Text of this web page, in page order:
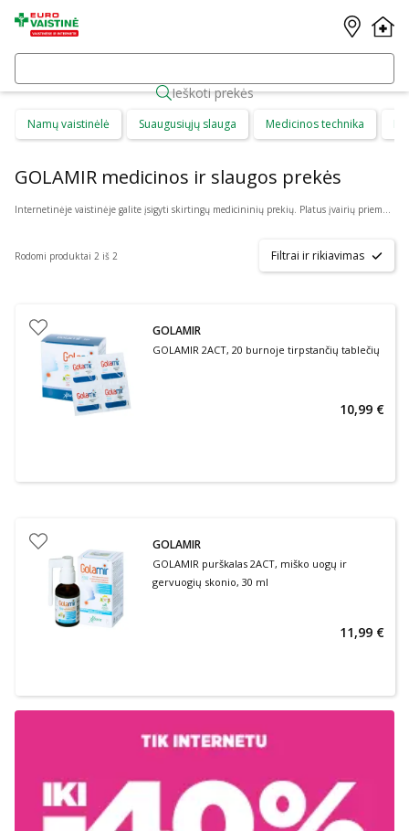
Ieškoti prekės
Namų vaistinėlė Suaugusiųjų slauga Medicinos technika
GOLAMIR medicinos ir slaugos prekės
Internetinėje vaistinėje galite įsigyti skirtingų medicininių prekių. Platus įvairių priemonių ir technikos pasirinkimas leis visiems pirkėjams lengviau rasti tai, ko jie ieško. Šioje prekių kategorijoje yra daugybė skirtingų medicinos priemonių ir priedų, pradedant specialiais kremais ir pleistrais, baigiant kapsulėmis ar drėkinančiais akių lašais. Jeigu jums sunku apsispręsti, kurie produktai būtų geriausias ar tinkamiausias pasirinkimas, mūsų konsultantai gali jums patarti nuotoliniu būdu: internetu aktyviame pokalbio lange, el. paštu ar telefonu.
Rodomi produktai 2 iš 2 Filtrai ir rikiavimas
GOLAMIR
GOLAMIR 2ACT, 20 burnoje tirpstančių tablečių
10,99 €
GOLAMIR
GOLAMIR purškalas 2ACT, miško uogų ir
gervuogių skonio, 30 ml
11,99 €